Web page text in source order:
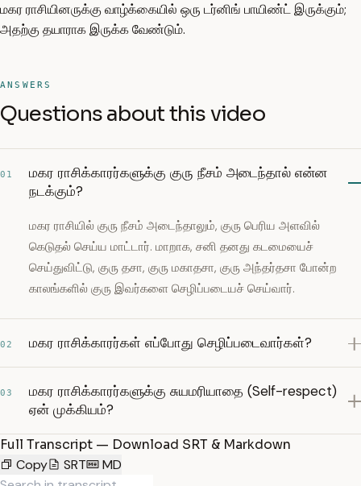
மகர ராசியினருக்கு வாழ்க்கையில் ஒரு டர்னிங் பாயிண்ட் இருக்கும்;
அதற்கு தயாராக இருக்க வேண்டும்.
ANSWERS
Questions about this video
01
மகர ராசிக்காரர்களுக்கு குரு நீசம் அடைந்தால் என்ன
நடக்கும்?
மகர ராசியில் குரு நீசம் அடைந்தாலும், குரு பெரிய அளவில்
கெடுதல் செய்ய மாட்டார். மாறாக, சனி தனது கடமையைச்
செய்துவிட்டு, குரு தசா, குரு மகாதசா, குரு அந்தர்தசா போன்ற
காலங்களில் குரு இவர்களை செழிப்படையச் செய்வார்.
02 மகர ராசிக்காரர்கள் எப்போது செழிப்படைவார்கள்?
03
மகர ராசிக்காரர்களுக்கு சுயமரியாதை (Self-respect)
ஏன் முக்கியம்?
Full Transcript — Download SRT & Markdown
Copy
SRT MD